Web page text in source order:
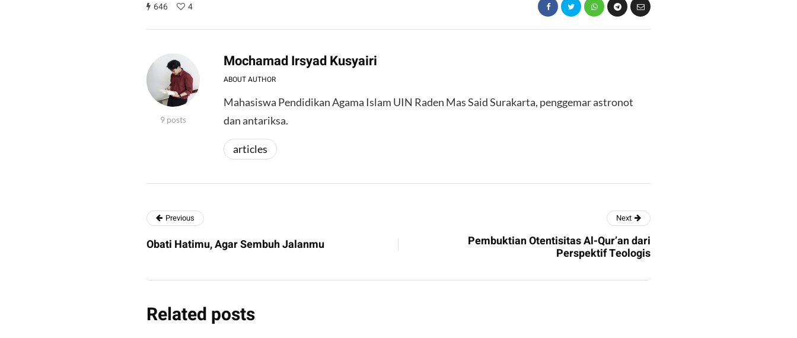
646 4
9 posts
Mochamad Irsyad Kusyairi
ABOUT AUTHOR
Mahasiswa Pendidikan Agama Islam UIN Raden Mas Said Surakarta, penggemar astronot
dan antariksa.
articles
Previous
Obati Hatimu, Agar Sembuh Jalanmu
Next
Pembuktian Otentisitas Al-Qur’an dari
Perspektif Teologis
Related posts